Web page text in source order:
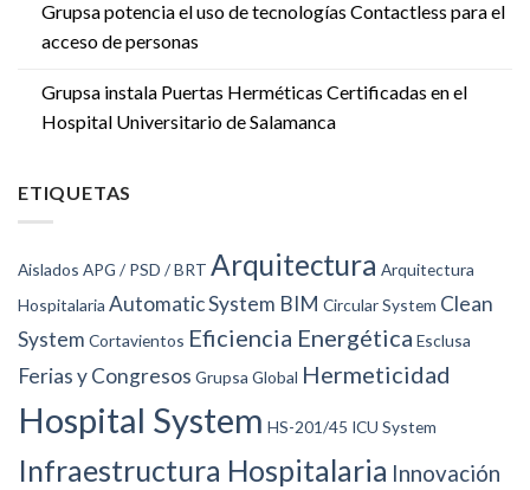
Grupsa potencia el uso de tecnologías Contactless para el
acceso de personas
Grupsa instala Puertas Herméticas Certificadas en el
Hospital Universitario de Salamanca
ETIQUETAS
Aislados APG / PSD / BRT Arquitectura Arquitectura
Hospitalaria Automatic System BIM Circular System Clean
System Cortavientos Eficiencia Energética Esclusa
Ferias y Congresos Grupsa Global Hermeticidad
Hospital System HS-201/45 ICU System
Infraestructura Hospitalaria Innovación